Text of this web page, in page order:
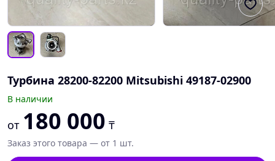
Турбина 28200-82200 Mitsubishi 49187-02900
В наличии
от 180 000 ₸
Заказ этого товара — от 1 шт.